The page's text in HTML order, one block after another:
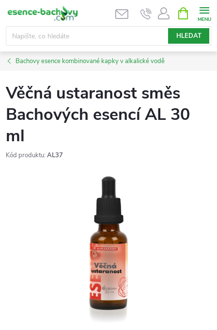
obsah
HLEDAT
NÁKUPNÍ
KOŠÍK
Bachovy esence kombinované kapky v alkalické vodě
Věčná ustaranost směs
Bachových esencí AL 30
ml
Kód produktu: AL37